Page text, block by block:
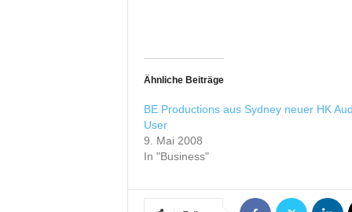
w
Ähnliche Beiträge
BE Productions aus Sydney neuer HK
User
9. Mai 2008
In "Business"